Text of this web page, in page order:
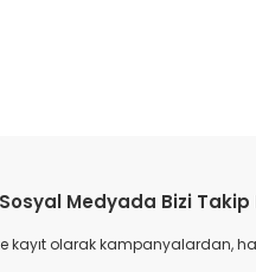
Sosyal Medyada Bizi Takip
kayıt olarak kampanyalardan,